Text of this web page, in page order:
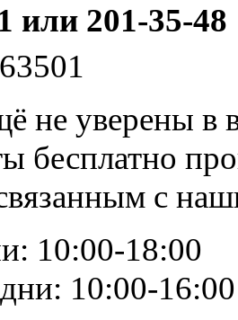
или 201-35-48
не уверены в
бесплатно
с
10:00-18:00
10:00-16:00